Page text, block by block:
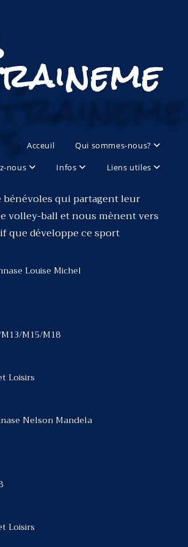
Acceuil
Qui sommes-nous?
nous
Infos Liens utiles
bénévoles qui partagent leur
volley-ball et nous mènent vers
que développe ce sport
Louise Michel
M15/M18
Nelson Mandela